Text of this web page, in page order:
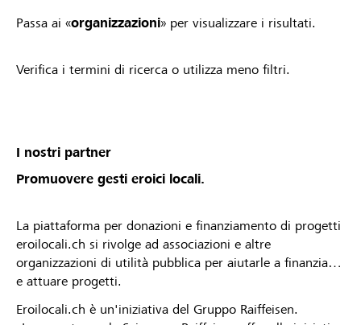
Passa ai «organizzazioni» per visualizzare i risultati.
Verifica i termini di ricerca o utilizza meno filtri.
I nostri partner
Promuovere gesti eroici locali.
La piattaforma per donazioni e finanziamento di progetti
eroilocali.ch si rivolge ad associazioni e altre
organizzazioni di utilità pubblica per aiutarle a finanziare
e attuare progetti.
Eroilocali.ch è un'iniziativa del Gruppo Raiffeisen.